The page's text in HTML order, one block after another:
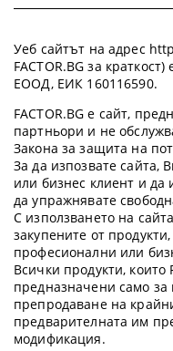
Уеб сайтът на адрес
FACTOR.BG за
ЕООД, ЕИК 160116590.
FACTOR.BG е сайт,
партньори и не
Закона за защита на
За да изпозвате сайта,
или бизнес клиент и
да упражнявате
С използването на
закупените от
професионални или
Всички продукти, които
предназначени само за
препродаване на
предварителната им
модификация.